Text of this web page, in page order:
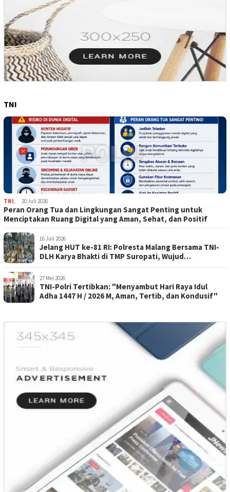
TNI
TNI, 20 Juli 2026
Peran Orang Tua dan Lingkungan Sangat Penting untuk
Menciptakan Ruang Digital yang Aman, Sehat, dan Positif
16 Juli 2026
Jelang HUT ke-81 RI: Polresta Malang Bersama TNI-
DLH Karya Bhakti di TMP Suropati, Wujud
27 Mei 2026
TNI-Polri Tertibkan: "Menyambut Hari Raya Idul
Adha 1447 H / 2026 M, Aman, Tertib, dan Kondusif"